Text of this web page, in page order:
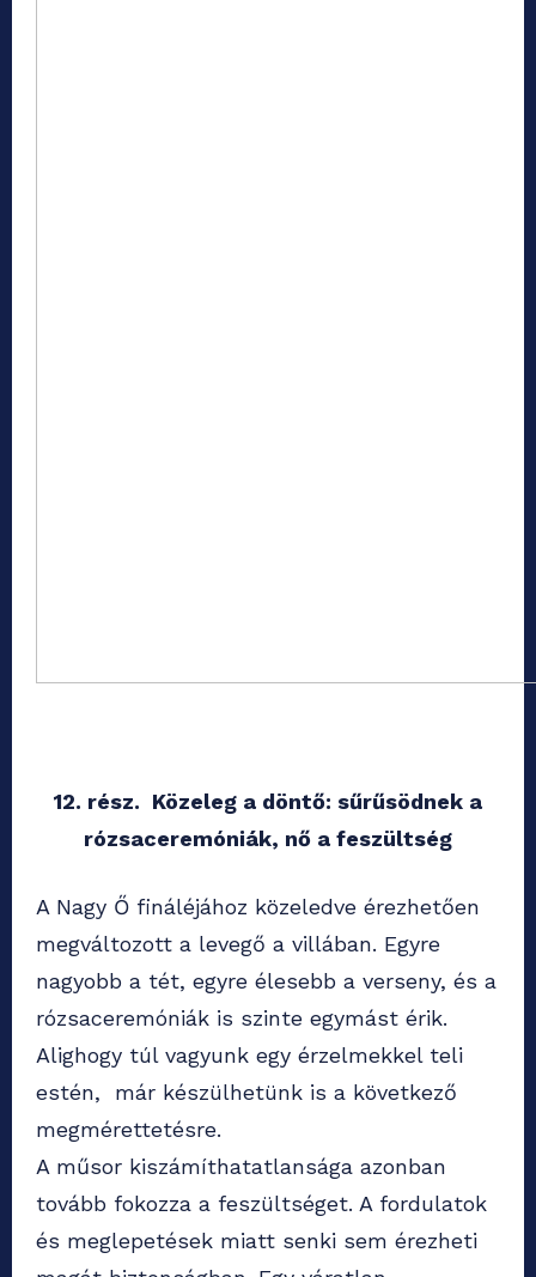
12. rész. Közeleg a döntő: sűrűsödnek a
rózsaceremóniák, nő a feszültség
A Nagy Ő fináléjához közeledve érezhetően
megváltozott a levegő a villában. Egyre
nagyobb a tét, egyre élesebb a verseny, és a
rózsaceremóniák is szinte egymást érik.
Alighogy túl vagyunk egy érzelmekkel teli
estén, már készülhetünk is a következő
megmérettetésre.
A műsor kiszámíthatatlansága azonban
tovább fokozza a feszültséget. A fordulatok
és meglepetések miatt senki sem érezheti